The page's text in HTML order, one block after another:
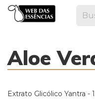
Aloe
Extrato Glicólico Yantra -